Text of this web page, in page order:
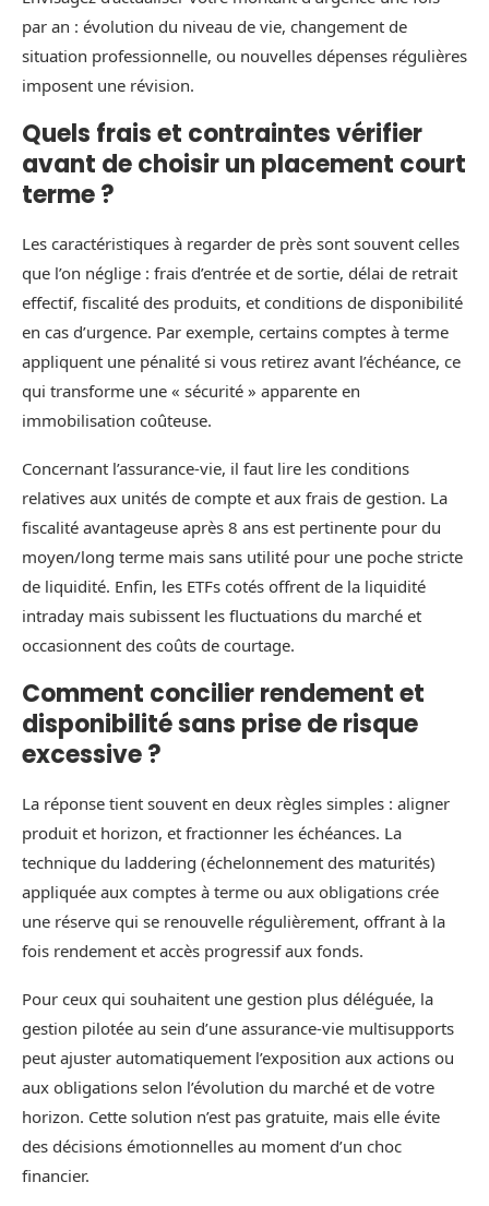
par an : évolution du niveau de vie, changement de
situation professionnelle, ou nouvelles dépenses régulières
imposent une révision.
Quels frais et contraintes vérifier
avant de choisir un placement court
terme ?
Les caractéristiques à regarder de près sont souvent celles
que l’on néglige : frais d’entrée et de sortie, délai de retrait
effectif, fiscalité des produits, et conditions de disponibilité
en cas d’urgence. Par exemple, certains comptes à terme
appliquent une pénalité si vous retirez avant l’échéance, ce
qui transforme une « sécurité » apparente en
immobilisation coûteuse.
Concernant l’assurance‑vie, il faut lire les conditions
relatives aux unités de compte et aux frais de gestion. La
fiscalité avantageuse après 8 ans est pertinente pour du
moyen/long terme mais sans utilité pour une poche stricte
de liquidité. Enfin, les ETFs cotés offrent de la liquidité
intraday mais subissent les fluctuations du marché et
occasionnent des coûts de courtage.
Comment concilier rendement et
disponibilité sans prise de risque
excessive ?
La réponse tient souvent en deux règles simples : aligner
produit et horizon, et fractionner les échéances. La
technique du laddering (échelonnement des maturités)
appliquée aux comptes à terme ou aux obligations crée
une réserve qui se renouvelle régulièrement, offrant à la
fois rendement et accès progressif aux fonds.
Pour ceux qui souhaitent une gestion plus déléguée, la
gestion pilotée au sein d’une assurance‑vie multisupports
peut ajuster automatiquement l’exposition aux actions ou
aux obligations selon l’évolution du marché et de votre
horizon. Cette solution n’est pas gratuite, mais elle évite
des décisions émotionnelles au moment d’un choc
financier.